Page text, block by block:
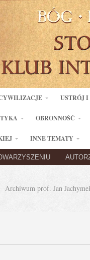
USTRÓJ I
OBRONNOŚĆ
INNE TEMATY
Archiwum prof. Jan